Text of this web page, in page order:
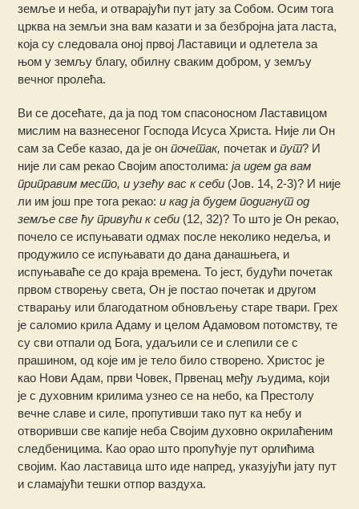
земље и неба, и отварајући пут јату за Собом. Осим тога
црква на земљи зна вам казати и за безбројна јата ласта,
која су следовала оној првој Ластавици и одлетела за
њом у земљу благу, обилну сваким добром, у земљу
вечног пролећа.
Ви се досећате, да ја под том спасоносном Ластавицом
мислим на вазнесеног Господа Исуса Христа. Није ли Он
сам за Себе казао, да је онпочетак, почетак ипут? И
није ли сам рекао Својим апостолима:ја идем да вам
приправим место, и узећу вас к себи (Јов. 14, 2-3)? И није
ли им још пре тога рекао:и кад ја будем подигнут од
земље све ћу привући к себи (12, 32)? То што је Он рекао,
почело се испуњавати одмах после неколико недеља, и
продужило се испуњавати до дана данашњега, и
испуњаваће се до краја времена. То јест, будући почетак
првом створењу света, Он је постао почетак и другом
стварању или благодатном обновљењу старе твари. Грех
је саломио крила Адаму и целом Адамовом потомству, те
су сви отпали од Бога, удаљили се и слепили се с
прашином, од које им је тело било створено. Христос је
као Нови Адам, први Човек, Првенац међу људима, који
је с духовним крилима узнео се на небо, ка Престолу
вечне славе и силе, пропутивши тако пут ка небу и
отворивши све капије неба Својим духовно окрилаћеним
следбеницима. Као орао што пропућује пут орлићима
својим. Као ластавица што иде напред, указујући јату пут
и сламајући тешки отпор ваздуха.